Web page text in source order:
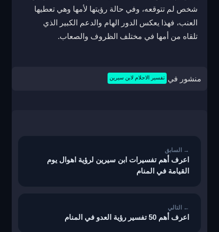
شخص لم تتوقعه، وفي حالة رؤيتها لأمها وهي تعطيها
العنب، فهذا يعكس الدور الهام والدعم الكبير الذي
تلقاه من أمها في مختلف الظروف والصعاب.
منشور في تفسير الاحلام لابن سيرين
اعرف أهم تفسيرات ابن سيرين لرؤية اهوال يوم
القيامة في المنام
اعرف أهم 50 تفسير رؤية العدو في المنام